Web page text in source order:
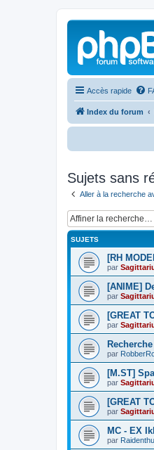
Accès rapide
Index du forum
Sujets sans
Aller à la recherche
SUJETS
[RH
par
[ANIME]
par
[GREAT
par
par
[M.ST]
par
[GREAT
par
MC - EX
par